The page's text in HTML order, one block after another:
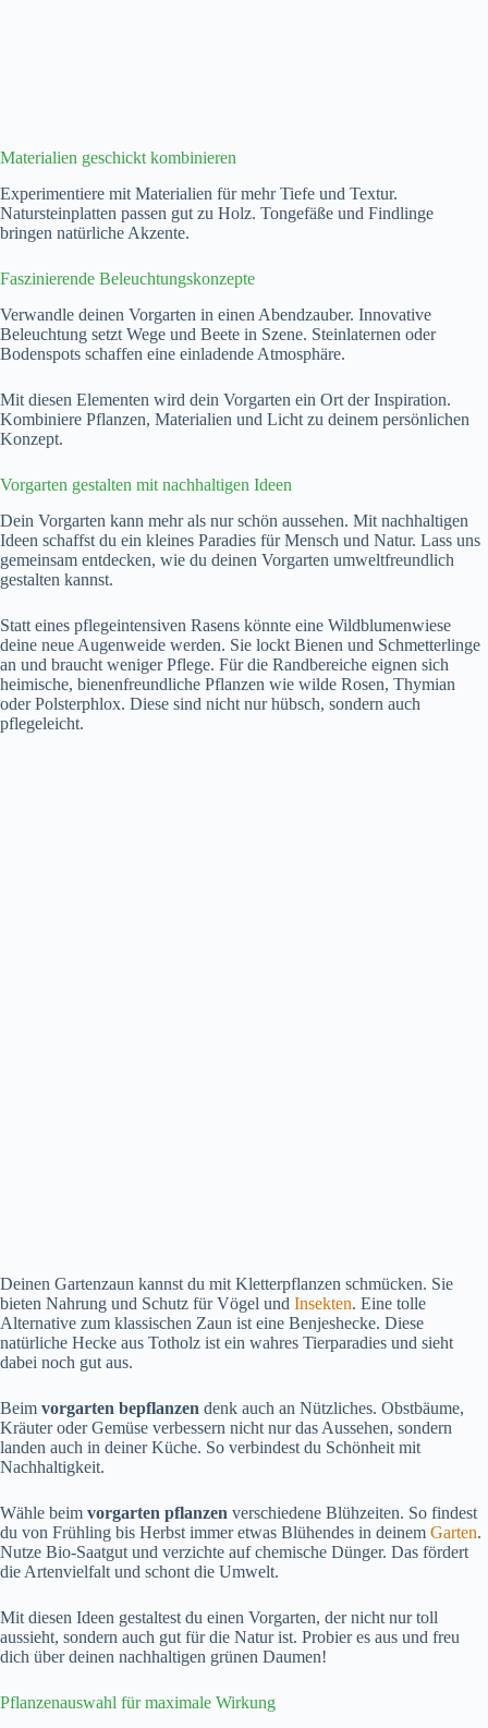
Materialien geschickt kombinieren
Experimentiere mit Materialien für mehr Tiefe und Textur.
Natursteinplatten passen gut zu Holz. Tongefäße und Findlinge
bringen natürliche Akzente.
Faszinierende Beleuchtungskonzepte
Verwandle deinen Vorgarten in einen Abendzauber. Innovative
Beleuchtung setzt Wege und Beete in Szene. Steinlaternen oder
Bodenspots schaffen eine einladende Atmosphäre.
Mit diesen Elementen wird dein Vorgarten ein Ort der Inspiration.
Kombiniere Pflanzen, Materialien und Licht zu deinem persönlichen
Konzept.
Vorgarten gestalten mit nachhaltigen Ideen
Dein Vorgarten kann mehr als nur schön aussehen. Mit nachhaltigen
Ideen schaffst du ein kleines Paradies für Mensch und Natur. Lass uns
gemeinsam entdecken, wie du deinen Vorgarten umweltfreundlich
gestalten kannst.
Statt eines pflegeintensiven Rasens könnte eine Wildblumenwiese
deine neue Augenweide werden. Sie lockt Bienen und Schmetterlinge
an und braucht weniger Pflege. Für die Randbereiche eignen sich
heimische, bienenfreundliche Pflanzen wie wilde Rosen, Thymian
oder Polsterphlox. Diese sind nicht nur hübsch, sondern auch
pflegeleicht.
Deinen Gartenzaun kannst du mit Kletterpflanzen schmücken. Sie
bieten Nahrung und Schutz für Vögel und Insekten. Eine tolle
Alternative zum klassischen Zaun ist eine Benjeshecke. Diese
natürliche Hecke aus Totholz ist ein wahres Tierparadies und sieht
dabei noch gut aus.
Beim vorgarten bepflanzen denk auch an Nützliches. Obstbäume,
Kräuter oder Gemüse verbessern nicht nur das Aussehen, sondern
landen auch in deiner Küche. So verbindest du Schönheit mit
Nachhaltigkeit.
Wähle beim vorgarten pflanzen verschiedene Blühzeiten. So findest
du von Frühling bis Herbst immer etwas Blühendes in deinem Garten.
Nutze Bio-Saatgut und verzichte auf chemische Dünger. Das fördert
die Artenvielfalt und schont die Umwelt.
Mit diesen Ideen gestaltest du einen Vorgarten, der nicht nur toll
aussieht, sondern auch gut für die Natur ist. Probier es aus und freu
dich über deinen nachhaltigen grünen Daumen!
Pflanzenauswahl für maximale Wirkung